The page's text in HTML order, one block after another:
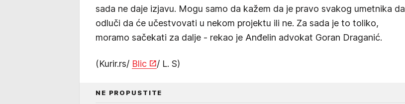
sada ne daje izjavu. Mogu samo da kažem da je pravo svakog umetnika da
odluči da će učestvovati u nekom projektu ili ne. Za sada je to toliko,
moramo sačekati za dalje - rekao je Anđelin advokat Goran Draganić.
(Kurir.rs/ Blic / L. S)
NE PROPUSTITE